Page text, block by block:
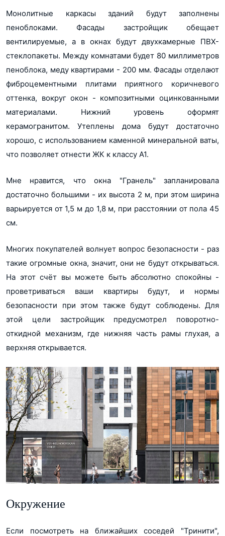
Монолитные каркасы зданий будут заполнены
пеноблоками. Фасады застройщик обещает
вентилируемые, а в окнах будут двухкамерные ПВХ-
стеклопакеты. Между комнатами будет 80 миллиметров
пеноблока, меду квартирами - 200 мм. Фасады отделают
фиброцементными плитами приятного коричневого
оттенка, вокруг окон - композитными оцинкованными
материалами. Нижний уровень оформят
керамогранитом. Утеплены дома будут достаточно
хорошо, с использованием каменной минеральной ваты,
что позволяет отнести ЖК к классу А1.
Мне нравится, что окна "Гранель" запланировала
достаточно большими - их высота 2 м, при этом ширина
варьируется от 1,5 м до 1,8 м, при расстоянии от пола 45
см.
Многих покупателей волнует вопрос безопасности - раз
такие огромные окна, значит, они не будут открываться.
На этот счёт вы можете быть абсолютно спокойны -
проветриваться ваши квартиры будут, и нормы
безопасности при этом также будут соблюдены. Для
этой цели застройщик предусмотрел поворотно-
откидной механизм, где нижняя часть рамы глухая, а
верхняя открывается.
Окружение
Если посмотреть на ближайших соседей "Тринити",